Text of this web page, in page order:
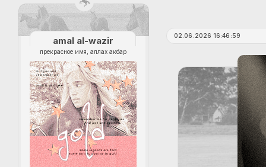
02.06.2026 16:46:59
amal al-wazir
прекрасное имя, аллах акбар